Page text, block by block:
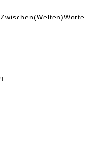
Zwischen(Welten)Worte